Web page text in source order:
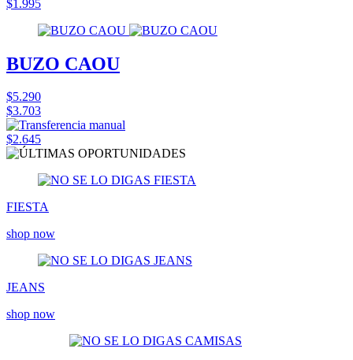
$1.995
BUZO CAOU
$5.290
$3.703
$2.645
FIESTA
shop now
JEANS
shop now